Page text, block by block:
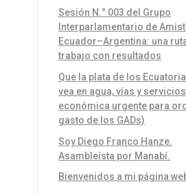
Sesión N.° 003 del Grupo
Interparlamentario de
Ecuador–Argentina: una
trabajo con resultados
Que la plata de los
vea en agua, vías y
económica urgente para
gasto de los GADs)
Soy Diego Franco Hanze.
Asambleísta por Manabí.
Bienvenidos a mi página